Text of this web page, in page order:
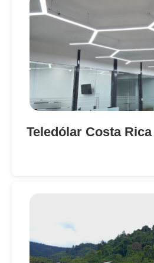
Teledólar Costa Rica